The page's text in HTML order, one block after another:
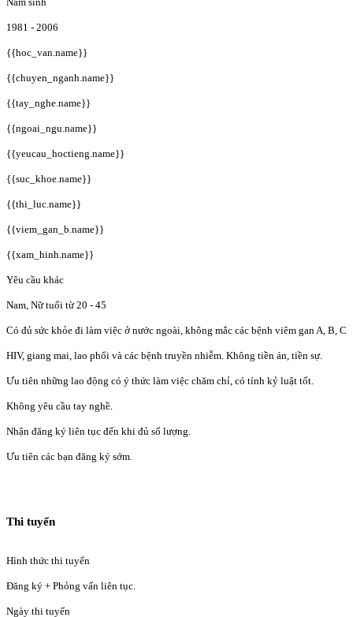
1981 - 2006
{{hoc_van.name}}
{{chuyen_nganh.name}}
{{tay_nghe.name}}
{{ngoai_ngu.name}}
{{yeucau_hoctieng.name}}
{{suc_khoe.name}}
{{thi_luc.name}}
{{viem_gan_b.name}}
{{xam_hinh.name}}
Yêu cầu khác
Nam, Nữ tuổi từ 20 - 45
Có đủ sức khỏe đi làm việc ở nước ngoài, không mắc các bệnh viêm gan A, B, C
HIV, giang mai, lao phổi và các bệnh truyền nhiễm. Không tiền án, tiền sự.
Ưu tiên những lao động có ý thức làm việc chăm chỉ, có tính kỷ luật tốt.
Không yêu cầu tay nghề.
Nhận đăng ký liên tục đến khi đủ số lượng.
Ưu tiên các bạn đăng ký sớm.
Thi tuyển
Hình thức thi tuyển
Đăng ký + Phỏng vấn liên tục.
Ngày thi tuyển